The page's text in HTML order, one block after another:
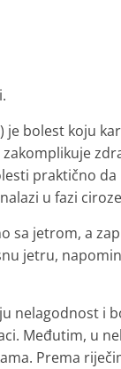
je bolest koju
praktično da
u fazi
jetrom, a
jetru,
nelagodnost i
Međutim, u
Prema